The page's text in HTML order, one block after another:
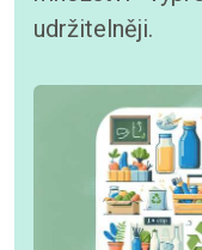
udržitelněji.